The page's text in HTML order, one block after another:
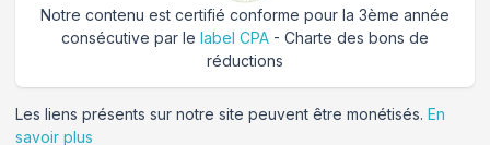
Notre contenu est certifié conforme pour la 3ème année
consécutive par le label CPA - Charte des bons de
réductions
Les liens présents sur notre site peuvent être monétisés. En
savoir plus